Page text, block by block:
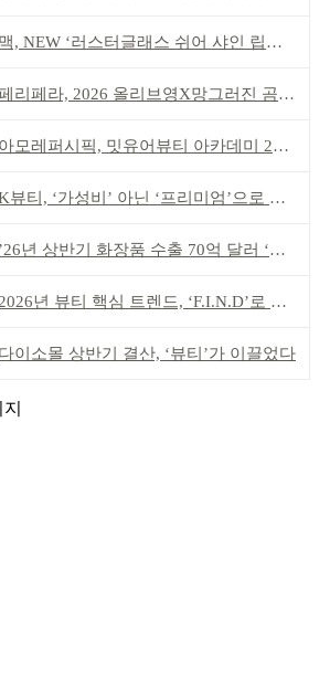
맥, NEW ‘러스터글래스 쉬어 샤인 립스틱’ 출시
리페라, 2026 올리브영X망그러진 곰 콜라보
아모레퍼시픽, 밋유어뷰티 아카데미 2기 발대식
뷰티, ‘가성비’ 아닌 ‘프리미엄’으로 승부걸어야
’26년 상반기 화장품 수출 70억 달러 ‘역대 최고’
2026년 뷰티 핵심 트렌드, ‘F.I.N.D’로 읽는다
다이소몰 상반기 결산, ‘뷰티’가 이끌었다